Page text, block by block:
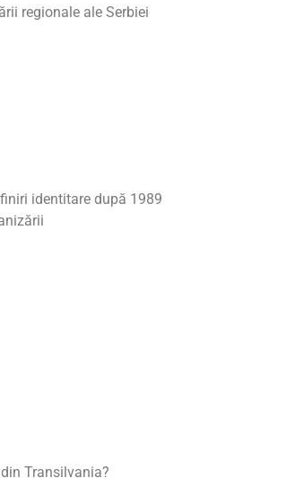
regionale ale Serbiei
identitare după 1989
Transilvania?